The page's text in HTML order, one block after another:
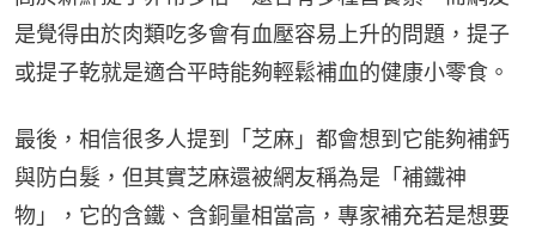
是覺得由於肉類吃多會有血壓容易上升的問題，提子
或提子乾就是適合平時能夠輕鬆補血的健康小零食。
最後，相信很多人提到「芝麻」都會想到它能夠補鈣
與防白髮，但其實芝麻還被網友稱為是「補鐵神
物」，它的含鐵、含銅量相當高，專家補充若是想要